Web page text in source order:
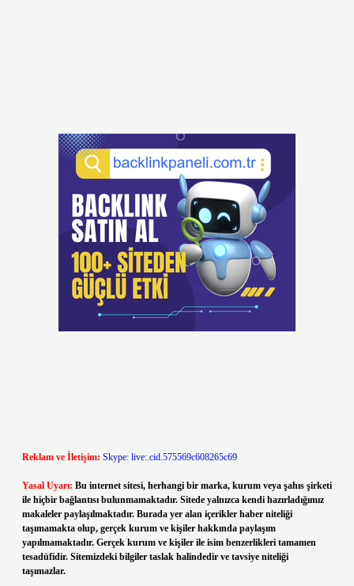
Reklam ve İletişim: Skype: live:.cid.575569c608265c69
Yasal Uyarı: Bu internet sitesi, herhangi bir marka, kurum veya şahıs şirketi
ile hiçbir bağlantısı bulunmamaktadır. Sitede yalnızca kendi hazırladığımız
makaleler paylaşılmaktadır. Burada yer alan içerikler haber niteliği
taşımamakta olup, gerçek kurum ve kişiler hakkında paylaşım
yapılmamaktadır. Gerçek kurum ve kişiler ile isim benzerlikleri tamamen
tesadüfidir. Sitemizdeki bilgiler taslak halindedir ve tavsiye niteliği
taşımazlar.